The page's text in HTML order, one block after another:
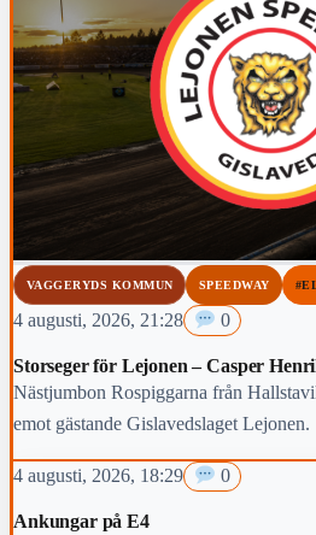
VAGGERYDS KOMMUN SPEEDWAY
4 augusti, 2026, 21:28 0
Storseger för Lejonen – Casper
Nästjumbon Rospiggarna från
emot gästande Gislavedslaget Lejonen.
4 augusti, 2026, 18:29 0
Ankungar på E4